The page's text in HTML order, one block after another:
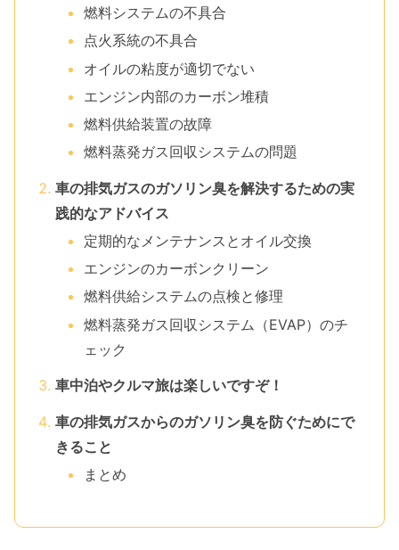
燃料システムの不具合
点火系統の不具合
オイルの粘度が適切でない
エンジン内部のカーボン堆積
燃料供給装置の故障
燃料蒸発ガス回収システムの問題
車の排気ガスのガソリン臭を解決するための実
践的なアドバイス
定期的なメンテナンスとオイル交換
エンジンのカーボンクリーン
燃料供給システムの点検と修理
燃料蒸発ガス回収システム（EVAP）のチ
ェック
車中泊やクルマ旅は楽しいですぞ！
車の排気ガスからのガソリン臭を防ぐためにで
きること
まとめ